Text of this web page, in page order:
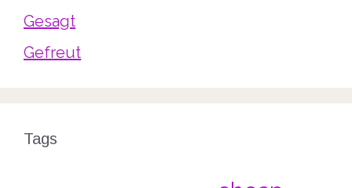
Gesagt
Gefreut
Tags